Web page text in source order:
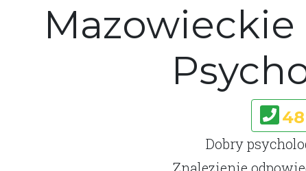
Mazowieckie
48
Dobry